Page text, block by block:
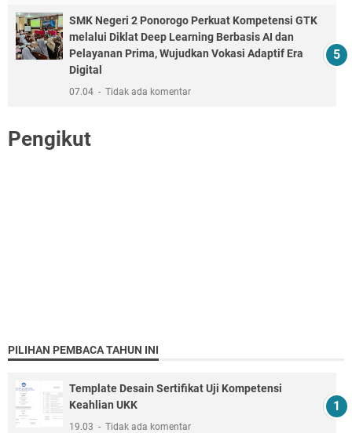
SMK Negeri 2 Ponorogo Perkuat Kompetensi GTK
melalui Diklat Deep Learning Berbasis AI dan
Pelayanan Prima, Wujudkan Vokasi Adaptif Era
Digital
07.04 Tidak ada komentar
Pengikut
PILIHAN PEMBACA TAHUN INI
Template Desain Sertifikat Uji Kompetensi
Keahlian UKK
19.03 Tidak ada komentar